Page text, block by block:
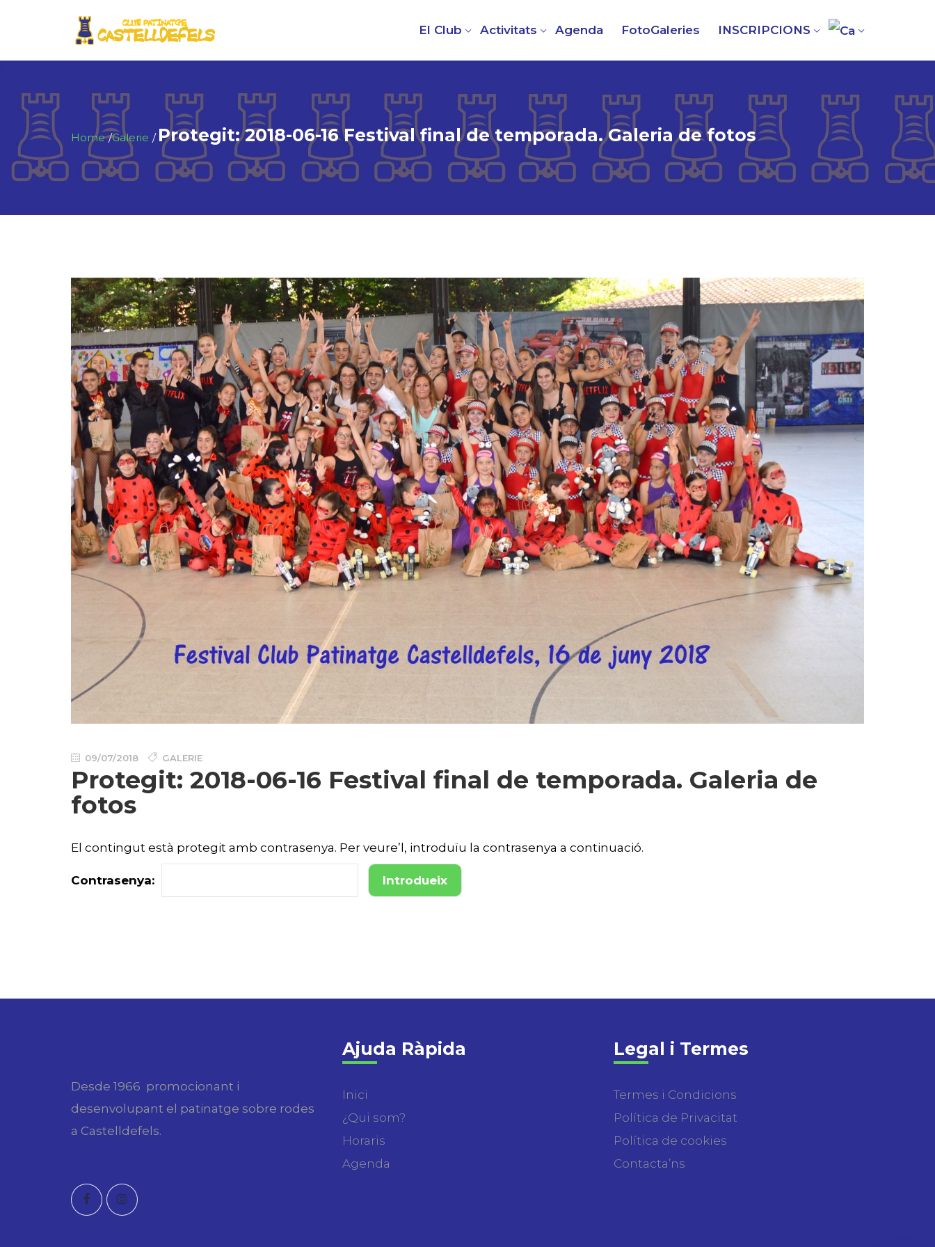
El Club Activitats Agenda FotoGaleries INSCRIPCIONS
Home Galerie Protegit: 2018-06-16 Festival final de temporada. Galeria de fotos
09/07/2018 GALERIE
Protegit: 2018-06-16 Festival final de temporada. Galeria de
fotos
El contingut està protegit amb contrasenya. Per veure’l, introduïu la contrasenya a continuació.
Contrasenya:
Desde 1966 promocionant i
desenvolupant el patinatge sobre rodes
a Castelldefels.
Ajuda Ràpida
Inici
¿Qui som?
Horaris
Agenda
Legal i Termes
Termes i Condicions
Política de Privacitat
Política de cookies
Contacta’ns